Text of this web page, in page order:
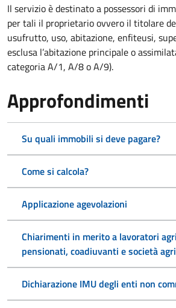
Il servizio è destinato a possessori di
per tali il proprietario ovvero il titolare
usufrutto, uso, abitazione, enfiteusi,
esclusa l’abitazione principale o
categoria A/1, A/8 o A/9).
Approfondimenti
Su quali immobili si deve pagare?
Come si calcola?
Applicazione agevolazioni
Chiarimenti in merito a lavoratori
pensionati, coadiuvanti e società
Dichiarazione IMU degli enti non